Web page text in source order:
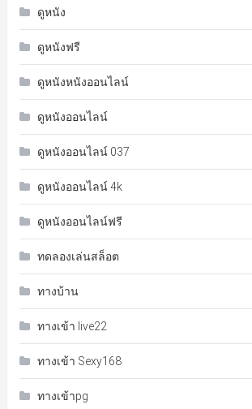
ดูหนัง
ดูหนังฟรี
ดูหนังหนังออนไลน์
ดูหนังออนไลน์
ดูหนังออนไลน์ 037
ดูหนังออนไลน์ 4k
ดูหนังออนไลน์ฟรี
ทดลองเล่นสล็อต
ทางบ้าน
ทางเข้า live22
ทางเข้า Sexy168
ทางเข้าpg